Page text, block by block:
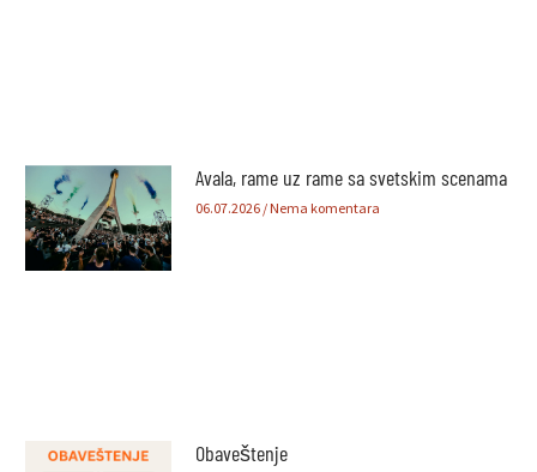
Avala, rame uz rame sa svetskim scenama
06.07.2026 Nema komentara
Obaveštenje